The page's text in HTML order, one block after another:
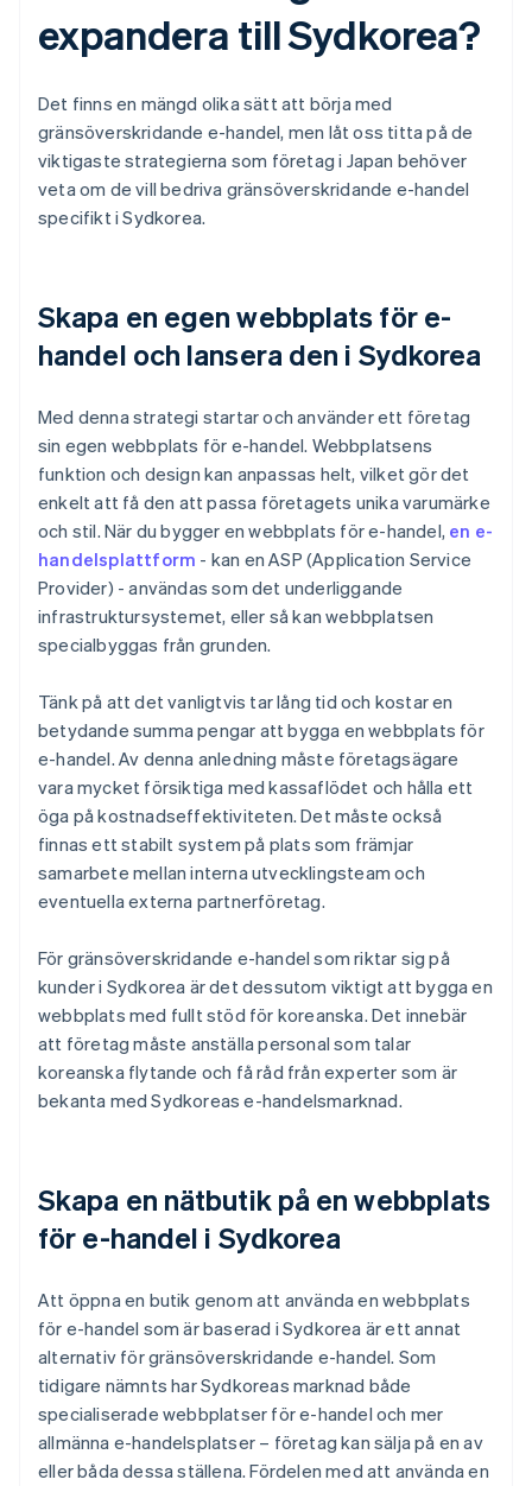
expandera till Sydkorea?
Det finns en mängd olika sätt att börja med
gränsöverskridande e-handel, men låt oss titta på de
viktigaste strategierna som företag i Japan behöver
veta om de vill bedriva gränsöverskridande e-handel
specifikt i Sydkorea.
Skapa en egen webbplats för e-
handel och lansera den i Sydkorea
Med denna strategi startar och använder ett företag
sin egen webbplats för e-handel. Webbplatsens
funktion och design kan anpassas helt, vilket gör det
enkelt att få den att passa företagets unika varumärke
och stil. När du bygger en webbplats för e-handel, en e-
handelsplattform - kan en ASP (Application Service
Provider) - användas som det underliggande
infrastruktursystemet, eller så kan webbplatsen
specialbyggas från grunden.
Tänk på att det vanligtvis tar lång tid och kostar en
betydande summa pengar att bygga en webbplats för
e-handel. Av denna anledning måste företagsägare
vara mycket försiktiga med kassaflödet och hålla ett
öga på kostnadseffektiviteten. Det måste också
finnas ett stabilt system på plats som främjar
samarbete mellan interna utvecklingsteam och
eventuella externa partnerföretag.
För gränsöverskridande e-handel som riktar sig på
kunder i Sydkorea är det dessutom viktigt att bygga en
webbplats med fullt stöd för koreanska. Det innebär
att företag måste anställa personal som talar
koreanska flytande och få råd från experter som är
bekanta med Sydkoreas e-handelsmarknad.
Skapa en nätbutik på en webbplats
för e-handel i Sydkorea
Att öppna en butik genom att använda en webbplats
för e-handel som är baserad i Sydkorea är ett annat
alternativ för gränsöverskridande e-handel. Som
tidigare nämnts har Sydkoreas marknad både
specialiserade webbplatser för e-handel och mer
allmänna e-handelsplatser – företag kan sälja på en av
eller båda dessa ställena. Fördelen med att använda en